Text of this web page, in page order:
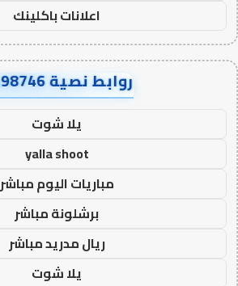
اعلانات باكلينك
روابط نصية AA98746
يلا شوت
yalla shoot
مباريات اليوم مباشر
برشلونة مباشر
ريال مدريد مباشر
يلا شوت